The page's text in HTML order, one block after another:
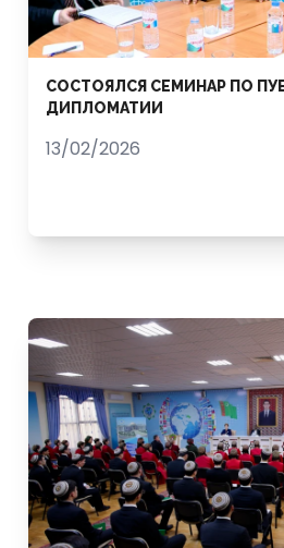
СОСТОЯЛСЯ СЕМИНАР ПО
ДИПЛОМАТИИ
13/02/2026